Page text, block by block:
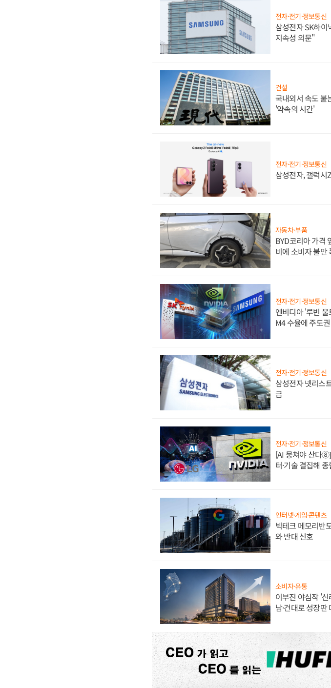
전자·전기·정보통신
삼성전자 SK하
지속성 의문"
건설
국내외서 속도 붙
'약속의 시간'
전자·전기·정보통신
삼성전자, 갤럭시
자동차·부품
BYD코리아 가격
비에 소비자 불만
전자·전기·정보통신
엔비디아 '루빈
M4 수율에 주도
전자·전기·정보통신
삼성전자 넷리스
급
전자·전기·정보통신
[AI 뭉쳐야 산다⑧]
터·기술 결집해
인터넷·게임·콘텐츠
빅테크 메모리반
와 반대 신호
소비자·유통
이부진 야심작 '신
남·건대로 성장판